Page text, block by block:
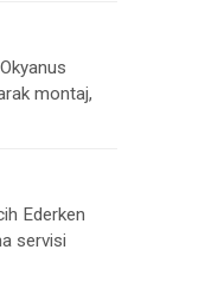
montaj,
Ederken
servisi